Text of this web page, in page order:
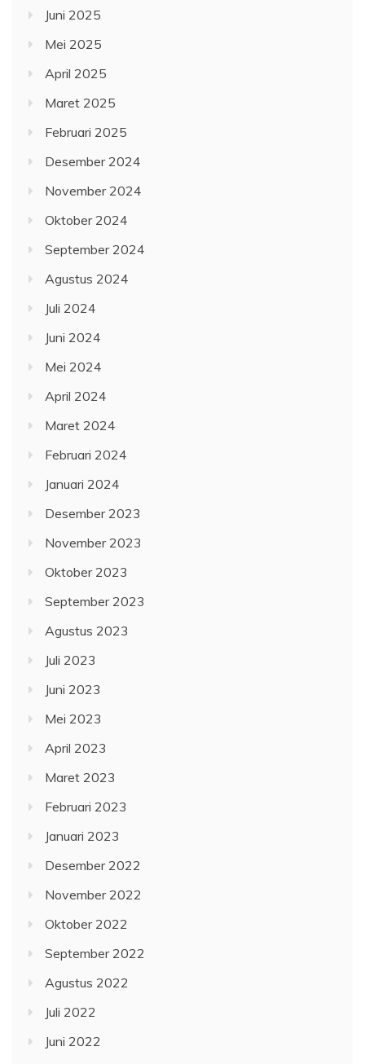
Agustus 2024
Juli 2024
Juni 2024
Mei 2024
April 2024
Maret 2024
Februari 2024
Januari 2024
Desember 2023
November 2023
Oktober 2023
September 2023
Agustus 2023
Juli 2023
Juni 2023
Mei 2023
April 2023
Maret 2023
Februari 2023
Januari 2023
Desember 2022
November 2022
Oktober 2022
September 2022
Agustus 2022
Juli 2022
Juni 2022
Desember 2021
November 2021
Oktober 2021
September 2021
Agustus 2021
Juli 2021
Juni 2021
Mei 2021
Juni 2017